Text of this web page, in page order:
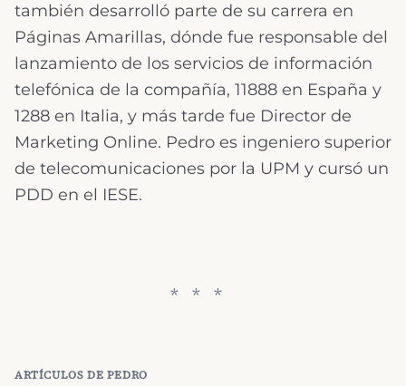
también desarrolló parte de su carrera en
Páginas Amarillas, dónde fue responsable del
lanzamiento de los servicios de información
telefónica de la compañía, 11888 en España y
1288 en Italia, y más tarde fue Director de
Marketing Online. Pedro es ingeniero superior
de telecomunicaciones por la UPM y cursó un
PDD en el IESE.
ARTÍCULOS DE PEDRO